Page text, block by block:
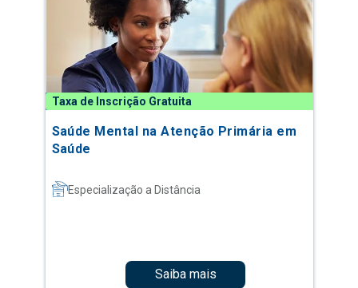
Taxa de Inscrição Gratuita
Saúde Mental na Atenção Primária em
Saúde
Especialização a Distância
Saiba mais